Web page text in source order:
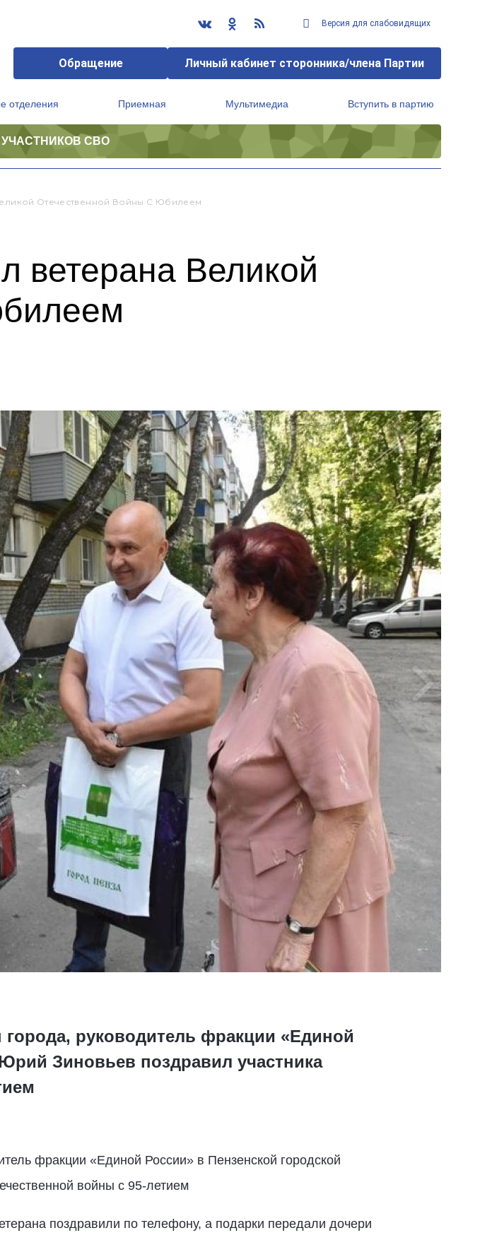
Версия для слабовидящих
Обращение Личный кабинет сторонника/члена Партии
отделения Приемная Мультимедиа Вступить в партию
СВО
Отечественной Войны С Юбилеем
ветерана Великой
руководитель фракции «Единой
Зиновьев поздравил участника
фракции «Единой России» в Пензенской городской
войны с 95-летием
поздравили по телефону, а подарки передали дочери